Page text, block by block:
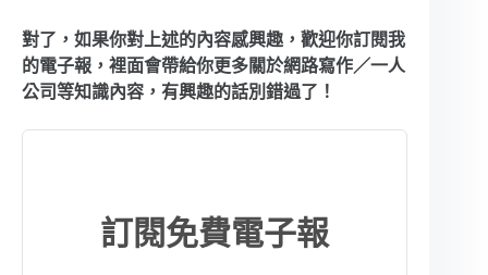
對了，如果你對上述的內容感興趣，歡迎你訂閱我
的電子報，裡面會帶給你更多關於網路寫作／一人
公司等知識內容，有興趣的話別錯過了！
訂閱免費電子報